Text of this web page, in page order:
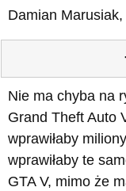
Damian Marusiak
Nie ma chyba na
Grand Theft Auto
wprawiłaby
wprawiłaby te
GTA V, mimo że